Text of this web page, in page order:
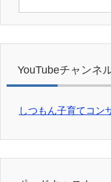
YouTubeチャンネ
しつもん子育てコン